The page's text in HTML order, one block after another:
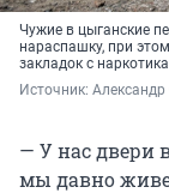
Чужие в цыганские
нараспашку, при
закладок с
Источник:
— У нас двери
мы давно